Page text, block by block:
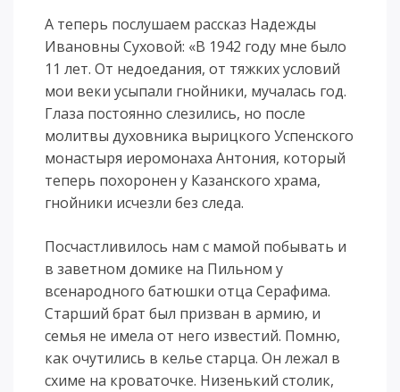
А теперь послушаем рассказ Надежды
Ивановны Суховой: «В 1942 году мне было
11 лет. От недоедания, от тяжких условий
мои веки усыпали гнойники, мучалась год.
Глаза постоянно слезились, но после
молитвы духовника вырицкого Успенского
монастыря иеромонаха Антония, который
теперь похоронен у Казанского храма,
гнойники исчезли без следа.
Посчастливилось нам с мамой побывать и
в заветном домике на Пильном у
всенародного батюшки отца Серафима.
Старший брат был призван в армию, и
семья не имела от него известий. Помню,
как очутились в келье старца. Он лежал в
схиме на кроваточке. Низенький столик,